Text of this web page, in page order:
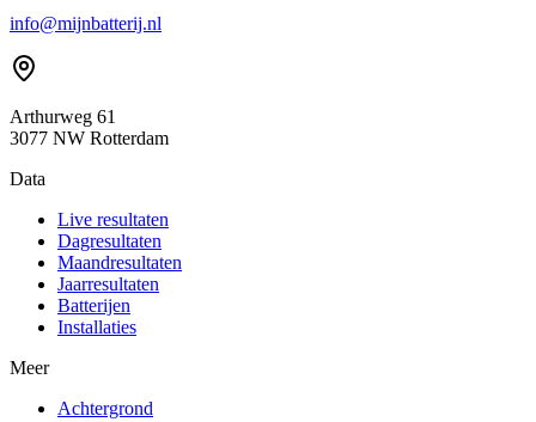
info@mijnbatterij.nl
Arthurweg 61
3077 NW Rotterdam
Data
Live resultaten
Dagresultaten
Maandresultaten
Jaarresultaten
Batterijen
Installaties
Meer
Achtergrond